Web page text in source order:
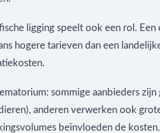
ligging speelt ook een rol.
hogere tarieven dan een
sommige aanbieders
anderen verwerken ook
beïnvloeden de kosten.